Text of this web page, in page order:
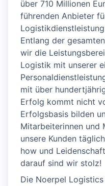
über 710 Millionen
führenden Anbieter
Entlang der
wir die
Logistik mit unserer
mit über
Erfolg kommt nicht
Erfolgsbasis bilden
Mitarbeiterinnen und
unsere Kunden
how und
darauf sind wir stolz!
Die Noerpel